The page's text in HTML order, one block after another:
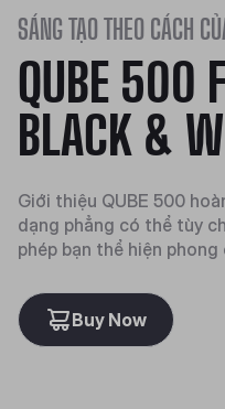
SÁNG TẠO THEO CÁCH
QUBE 500
BLACK &
Giới thiệu QUBE 500
dạng phẳng có thể tùy
phép bạn thể hiện
Buy Now